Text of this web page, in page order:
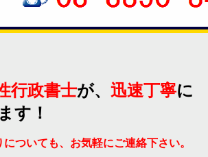
行政書士が、迅速丁寧に
す！
ついても、お気軽にご連絡下さい。